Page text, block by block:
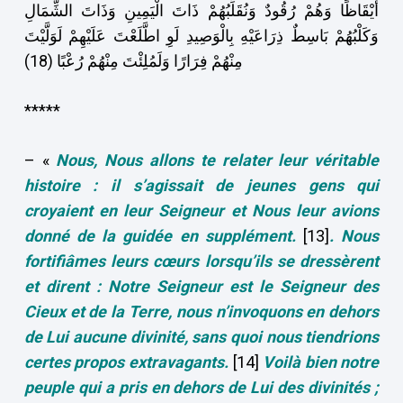
أَيْقَاظًا وَهُمْ رُقُودٌ وَنُقَلِّبُهُمْ ذَاتَ الْيَمِينِ وَذَاتَ الشِّمَالِ
وَكَلْبُهُمْ بَاسِطٌ ذِرَاعَيْهِ بِالْوَصِيدِ لَوِ اطَّلَعْتَ عَلَيْهِمْ لَوَلَّيْتَ
مِنْهُمْ فِرَارًا وَلَمُلِئْتَ مِنْهُمْ رُعْبًا (18)
*****
– « Nous, Nous allons te relater leur véritable
histoire : il s’agissait de jeunes gens qui
croyaient en leur Seigneur et Nous leur avions
donné de la guidée en supplément. [13]. Nous
fortifiâmes leurs cœurs lorsqu’ils se dressèrent
et dirent : Notre Seigneur est le Seigneur des
Cieux et de la Terre, nous n’invoquons en dehors
de Lui aucune divinité, sans quoi nous tiendrions
certes propos extravagants. [14] Voilà bien notre
peuple qui a pris en dehors de Lui des divinités ;